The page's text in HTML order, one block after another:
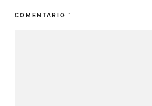
COMENTARIO *